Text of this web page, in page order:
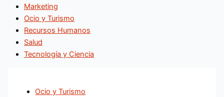
Marketing
Ocio y Turismo
Recursos Humanos
Salud
Tecnología y Ciencia
Ocio y Turismo